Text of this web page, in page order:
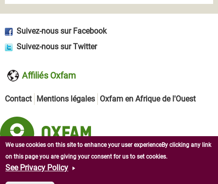
Suivez-nous sur Facebook
Suivez-nous sur Twitter
Affiliés Oxfam
Contact Mentions légales Oxfam en Afrique de l'Ouest
Copyright © 2026 Oxfam en République centrafricaine. Tous
droits réservés.
We use cookies on this site to enhance your user experienceBy clicking any link
on this page you are giving your consent for us to set cookies.
See Privacy Policy